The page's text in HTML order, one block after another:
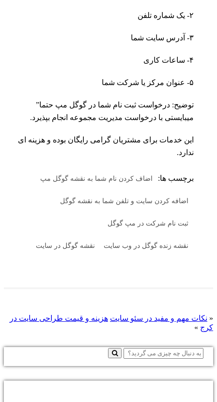
۲- یک شماره تلفن
۳- آدرس سایت شما
۴- ساعات کاری
۵- عنوان مرکز یا شرکت شما
توضیح: درخواست ثبت نام شما در گوگل مپ حتما”
میبایستی با درخواست مدیریت مجموعه انجام بپذیرد.
این خدمات برای مشتریان گرامی رایگان بوده و هزینه ای
ندارد.
برچسب ها: اضاف کردن نام شما به نقشه گوگل مپ
اضافه کردن سایت و تلفن شما به نقشه گوگل
ثبت نام شرکت در مپ گوگل
نقشه زنده گوگل در وب سایت نقشه گوگل در سایت
« نکات مهم و مفید در سئو سایت هزینه و قیمت طراحی سایت در
کرج »